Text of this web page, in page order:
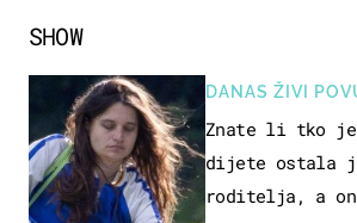
SHOW
DANAS ŽIVI
Znate li tko je
dijete ostala
roditelja, a